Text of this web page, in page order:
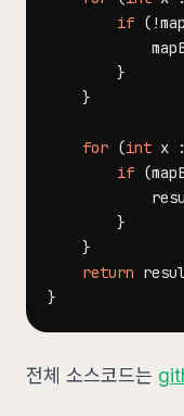
if ( !
}
}
for (int x :
if (
}
}
return
}
전체 소스코드는